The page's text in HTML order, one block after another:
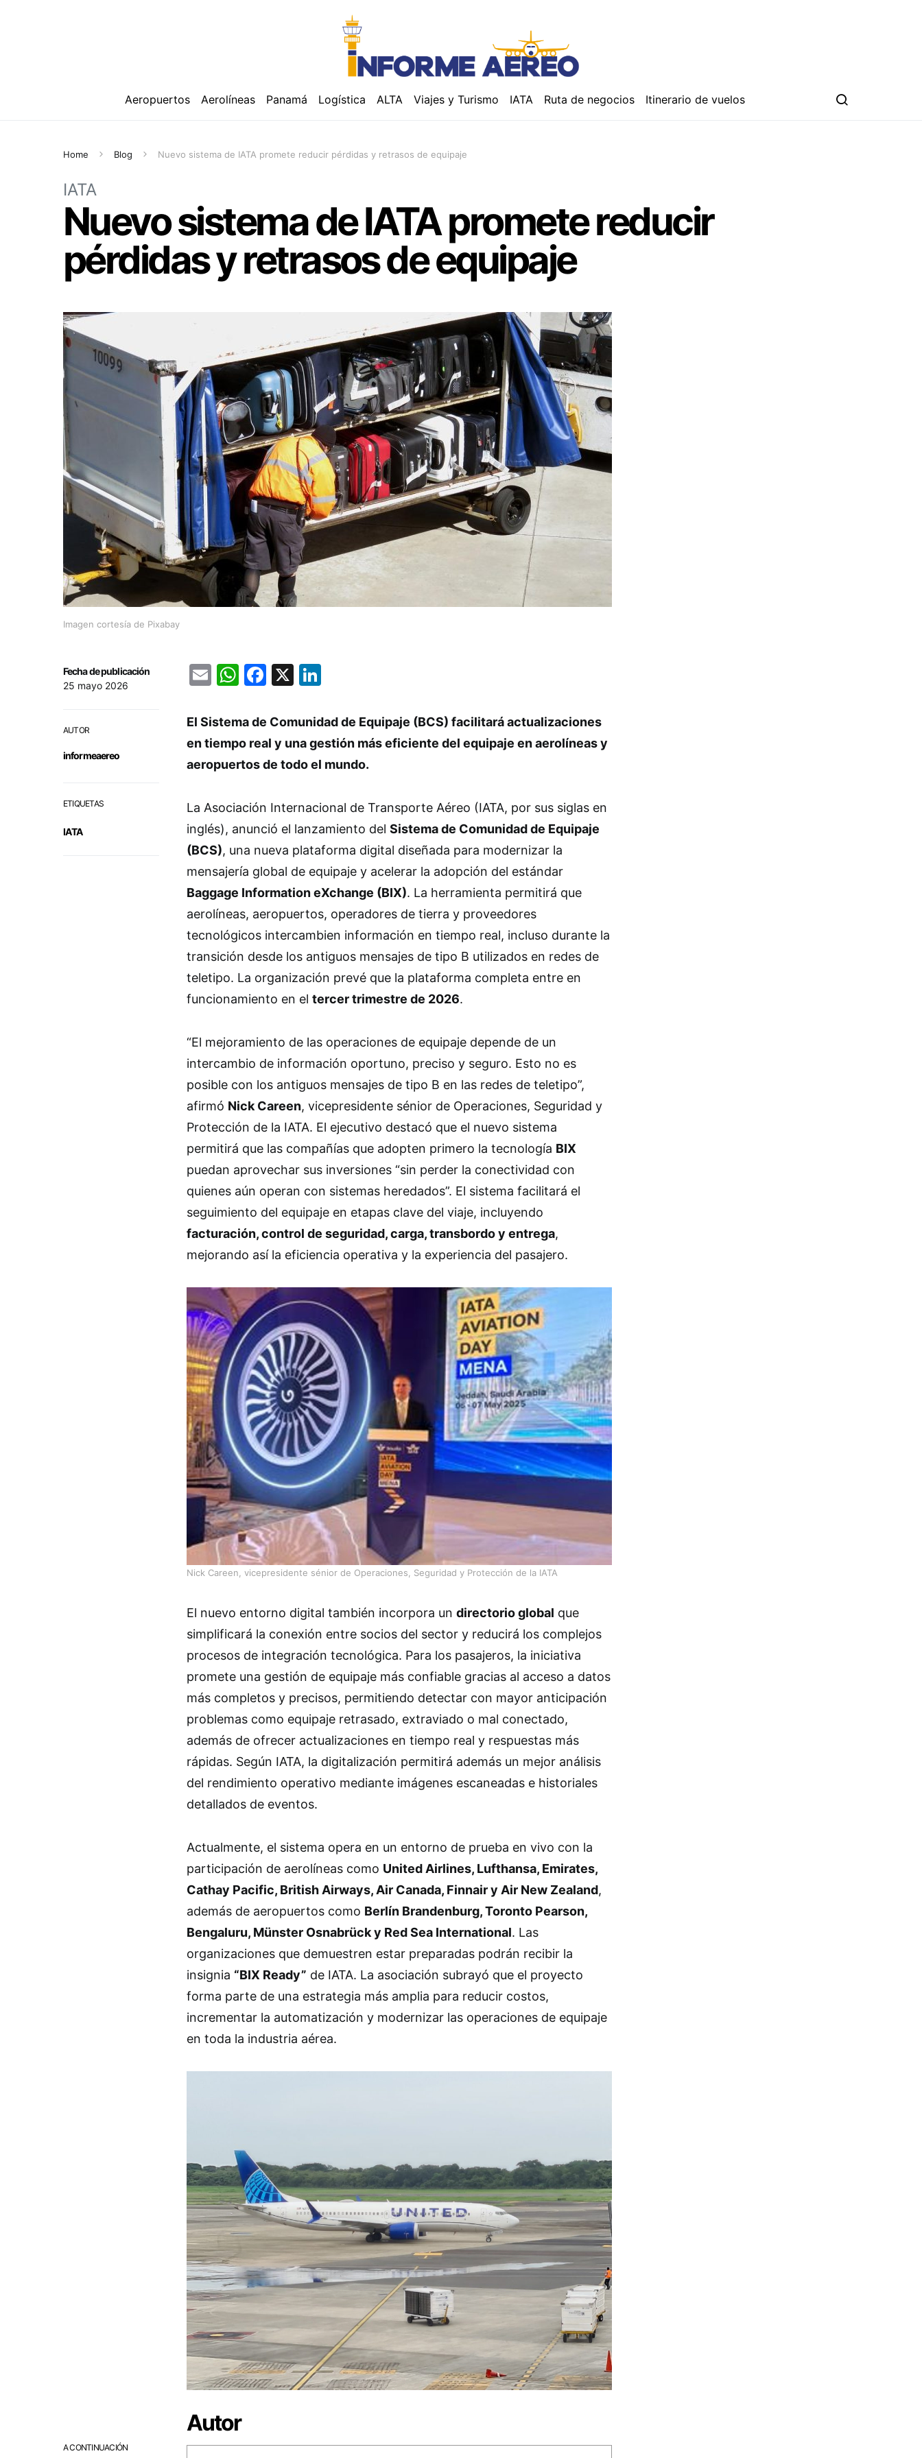
Aeropuertos Aerolíneas Panamá Logística ALTA Viajes y Turismo IATA Ruta de negocios Itinerario de vuelos
Home Blog Nuevo sistema de IATA promete reducir pérdidas y retrasos de equipaje
IATA
Nuevo sistema de IATA promete reducir
pérdidas y retrasos de equipaje
Imagen cortesía de Pixabay
A CONTINUACIÓN
Fecha de publicación
25 mayo 2026
AUTOR
informeaereo
ETIQUETAS
IATA
EmailWhatsApp
Facebook
X
El Sistema de Comunidad de Equipaje (BCS) facilitará actualizaciones
en tiempo real y una gestión más eficiente del equipaje en aerolíneas y
aeropuertos de todo el mundo.
La Asociación Internacional de Transporte Aéreo (IATA, por sus siglas en
inglés), anunció el lanzamiento del Sistema de Comunidad de Equipaje
(BCS), una nueva plataforma digital diseñada para modernizar la
mensajería global de equipaje y acelerar la adopción del estándar
Baggage Information eXchange (BIX). La herramienta permitirá que
aerolíneas, aeropuertos, operadores de tierra y proveedores
tecnológicos intercambien información en tiempo real, incluso durante la
transición desde los antiguos mensajes de tipo B utilizados en redes de
teletipo. La organización prevé que la plataforma completa entre en
funcionamiento en el tercer trimestre de 2026.
“El mejoramiento de las operaciones de equipaje depende de un
intercambio de información oportuno, preciso y seguro. Esto no es
posible con los antiguos mensajes de tipo B en las redes de teletipo”,
afirmó Nick Careen, vicepresidente sénior de Operaciones, Seguridad y
Protección de la IATA. El ejecutivo destacó que el nuevo sistema
permitirá que las compañías que adopten primero la tecnología BIX
puedan aprovechar sus inversiones “sin perder la conectividad con
quienes aún operan con sistemas heredados”. El sistema facilitará el
seguimiento del equipaje en etapas clave del viaje, incluyendo
facturación, control de seguridad, carga, transbordo y entrega,
mejorando así la eficiencia operativa y la experiencia del pasajero.
Nick Careen, vicepresidente sénior de Operaciones, Seguridad y Protección de la IATA
El nuevo entorno digital también incorpora un directorio global que
simplificará la conexión entre socios del sector y reducirá los complejos
procesos de integración tecnológica. Para los pasajeros, la iniciativa
promete una gestión de equipaje más confiable gracias al acceso a datos
más completos y precisos, permitiendo detectar con mayor anticipación
problemas como equipaje retrasado, extraviado o mal conectado,
además de ofrecer actualizaciones en tiempo real y respuestas más
rápidas. Según IATA, la digitalización permitirá además un mejor análisis
del rendimiento operativo mediante imágenes escaneadas e historiales
detallados de eventos.
Actualmente, el sistema opera en un entorno de prueba en vivo con la
participación de aerolíneas como United Airlines, Lufthansa, Emirates,
Cathay Pacific, British Airways, Air Canada, Finnair y Air New Zealand,
además de aeropuertos como Berlín Brandenburg, Toronto Pearson,
Bengaluru, Münster Osnabrück y Red Sea International. Las
organizaciones que demuestren estar preparadas podrán recibir la
insignia “BIX Ready” de IATA. La asociación subrayó que el proyecto
forma parte de una estrategia más amplia para reducir costos,
incrementar la automatización y modernizar las operaciones de equipaje
en toda la industria aérea.
Autor